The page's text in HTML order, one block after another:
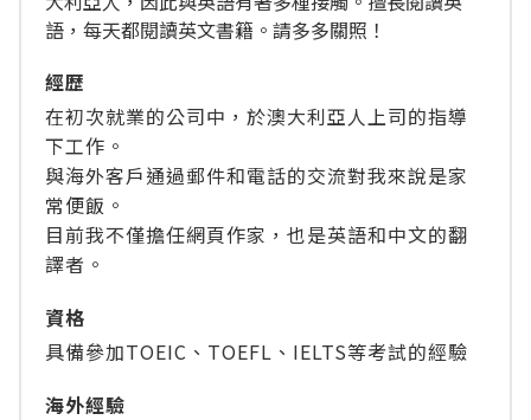
語，每天都閱讀英文書籍。請多多關照！
經歴
在初次就業的公司中，於澳大利亞人上司的指導
下工作。
與海外客戶通過郵件和電話的交流對我來說是家
常便飯。
目前我不僅擔任網頁作家，也是英語和中文的翻
譯者。
資格
具備參加TOEIC、TOEFL、IELTS等考試的經驗
海外經驗